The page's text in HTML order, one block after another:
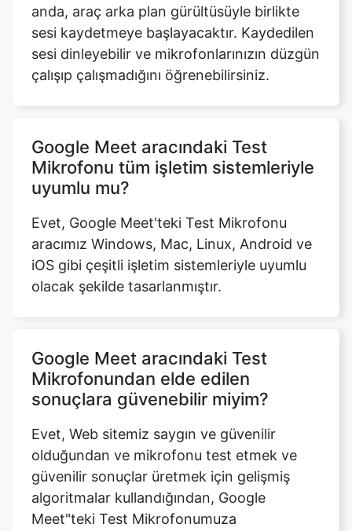
anda, araç arka plan gürültüsüyle birlikte
sesi kaydetmeye başlayacaktır. Kaydedilen
sesi dinleyebilir ve mikrofonlarınızın düzgün
çalışıp çalışmadığını öğrenebilirsiniz.
Google Meet aracındaki Test
Mikrofonu tüm işletim sistemleriyle
uyumlu mu?
Evet, Google Meet'teki Test Mikrofonu
aracımız Windows, Mac, Linux, Android ve
iOS gibi çeşitli işletim sistemleriyle uyumlu
olacak şekilde tasarlanmıştır.
Google Meet aracındaki Test
Mikrofonundan elde edilen
sonuçlara güvenebilir miyim?
Evet, Web sitemiz saygın ve güvenilir
olduğundan ve mikrofonu test etmek ve
güvenilir sonuçlar üretmek için gelişmiş
algoritmalar kullandığından, Google
Meet"teki Test Mikrofonumuza